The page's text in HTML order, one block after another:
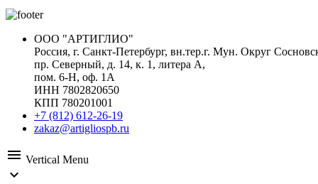
ООО "АРТИГЛИО"
Россия, г. Санкт-Петербург, вн.тер.г. Мун. Округ
пр. Северный, д. 14, к. 1, литера А,
пом. 6-Н, оф. 1А
ИНН 7802820650
КПП 780201001
+7 (812) 612-26-19
zakaz@artigliospb.ru
menu Vertical Menu
expand_more